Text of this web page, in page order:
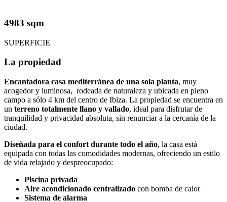
4983 sqm
SUPERFICIE
La propiedad
Encantadora casa mediterránea de una sola planta, muy
acogedor y luminosa, rodeada de naturaleza y ubicada en pleno
campo a sólo 4 km del centro de Ibiza. La propiedad se encuentra en
un terreno totalmente llano y vallado, ideal para disfrutar de
tranquilidad y privacidad absoluta, sin renunciar a la cercanía de la
ciudad.
Diseñada para el confort durante todo el año, la casa está
equipada con todas las comodidades modernas, ofreciendo un estilo
de vida relajado y despreocupado:
Piscina privada
Aire acondicionado centralizado con bomba de calor
Sistema de alarma